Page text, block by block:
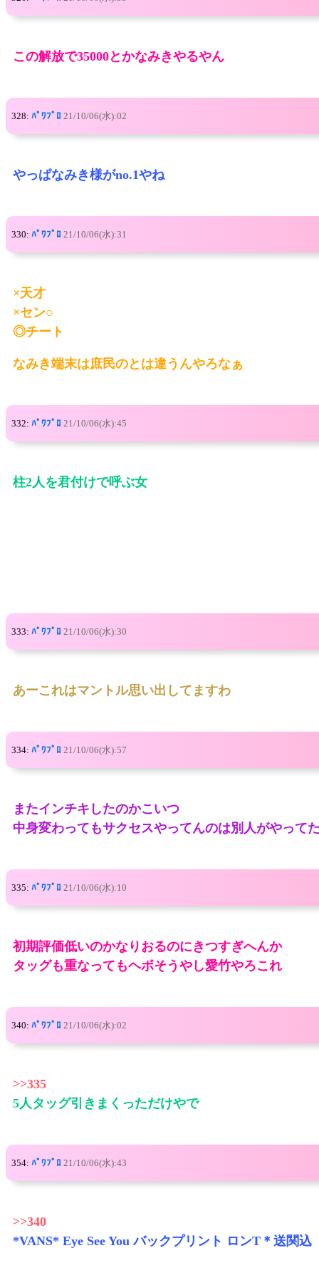
この解放で35000とかなみきやるやん
328: ﾊﾟﾜﾌﾟﾛ 21/10/06(水):02
やっぱなみき様がno.1やね
330: ﾊﾟﾜﾌﾟﾛ 21/10/06(水):31
×天才
×セン○
◎チート
なみき端末は庶民のとは違うんやろなぁ
332: ﾊﾟﾜﾌﾟﾛ 21/10/06(水):45
柱2人を君付けで呼ぶ女
333: ﾊﾟﾜﾌﾟﾛ 21/10/06(水):30
あーこれはマントル思い出してますわ
334: ﾊﾟﾜﾌﾟﾛ 21/10/06(水):57
またインチキしたのかこいつ
中身変わってもサクセスやってんのは別人がやって
335: ﾊﾟﾜﾌﾟﾛ 21/10/06(水):10
初期評価低いのかなりおるのにきつすぎへんか
タッグも重なってもヘボそうやし愛竹やろこれ
340: ﾊﾟﾜﾌﾟﾛ 21/10/06(水):02
>>335
5人タッグ引きまくっただけやで
354: ﾊﾟﾜﾌﾟﾛ 21/10/06(水):43
>>340
*VANS* Eye See You バックプリント ロンT＊送関込